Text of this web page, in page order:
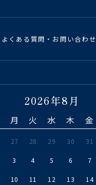
よくある質問・お問い合わせ
2026年8月
月 火 水 木 金
27 28 29 30 31
3 4 5 6 7
10 11 12 13 14